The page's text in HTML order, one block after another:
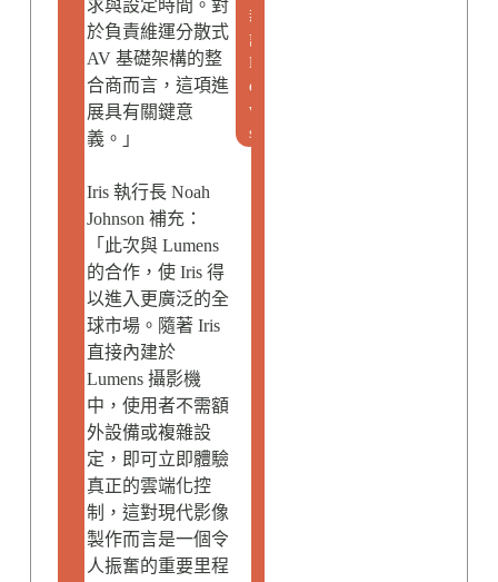
求與設定時間。對
於負責維運分散式
AV 基礎架構的整
合商而言，這項進
展具有關鍵意
義。」
Iris 執行長 Noah
Johnson 補充：
「此次與 Lumens
的合作，使 Iris 得
以進入更廣泛的全
球市場。隨著 Iris
直接內建於
Lumens 攝影機
中，使用者不需額
外設備或複雜設
定，即可立即體驗
真正的雲端化控
制，這對現代影像
製作而言是一個令
人振奮的重要里程
新
訊
N
e
w
s